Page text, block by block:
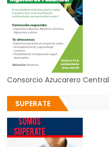
Consorcio Azucarero Central
SUPERATE